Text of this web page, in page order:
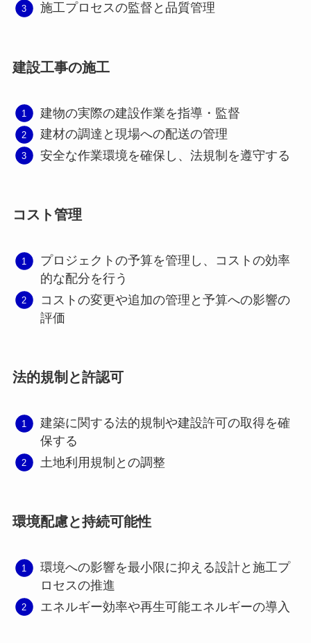
施工プロセスの監督と品質管理
建設工事の施工
建物の実際の建設作業を指導・監督
建材の調達と現場への配送の管理
安全な作業環境を確保し、法規制を遵守する
コスト管理
プロジェクトの予算を管理し、コストの効率
的な配分を行う
コストの変更や追加の管理と予算への影響の
評価
法的規制と許認可
建築に関する法的規制や建設許可の取得を確
保する
土地利用規制との調整
環境配慮と持続可能性
環境への影響を最小限に抑える設計と施工プ
ロセスの推進
エネルギー効率や再生可能エネルギーの導入